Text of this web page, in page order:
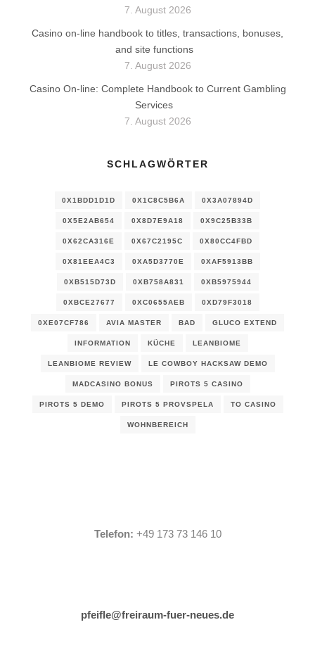
7. August 2026
Casino on-line handbook to titles, transactions, bonuses,
and site functions
7. August 2026
Casino On-line: Complete Handbook to Current Gambling
Services
7. August 2026
SCHLAGWÖRTER
0X1BDD1D1D 0X1C8C5B6A 0X3A07894D
0X5E2AB654 0X8D7E9A18 0X9C25B33B
0X62CA316E 0X67C2195C 0X80CC4FBD
0X81EEA4C3 0XA5D3770E 0XAF5913BB
0XB515D73D 0XB758A831 0XB5975944
0XBCE27677 0XC0655AEB 0XD79F3018
0XE07CF786 AVIA MASTER BAD GLUCO EXTEND
INFORMATION KÜCHE LEANBIOME
LEANBIOME REVIEW LE COWBOY HACKSAW DEMO
MADCASINO BONUS PIROTS 5 CASINO
PIROTS 5 DEMO PIROTS 5 PROVSPELA TO CASINO
WOHNBEREICH
Telefon: +49 173 73 146 10
pfeifle@freiraum-fuer-neues.de